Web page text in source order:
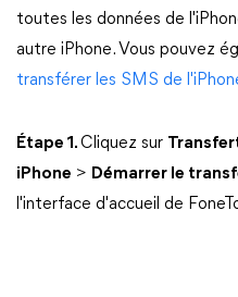
toutes les données de
autre iPhone. Vous pouvez
transférer les SMS de
Étape 1.Cliquez sur
iPhone > Démarrer le
l'interface d'accueil de